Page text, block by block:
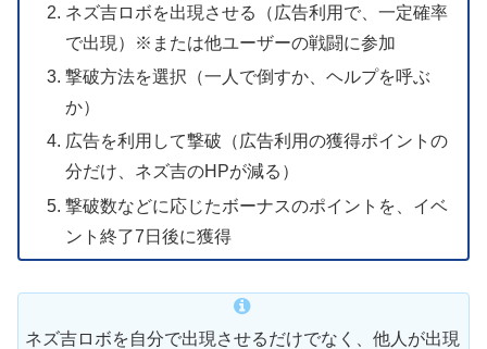
ネズ吉ロボを出現させる（広告利用で、一定確率
で出現）※または他ユーザーの戦闘に参加
撃破方法を選択（一人で倒すか、ヘルプを呼ぶ
か）
広告を利用して撃破（広告利用の獲得ポイントの
分だけ、ネズ吉のHPが減る）
撃破数などに応じたボーナスのポイントを、イベ
ント終了7日後に獲得
ネズ吉ロボを自分で出現させるだけでなく、他人が出現